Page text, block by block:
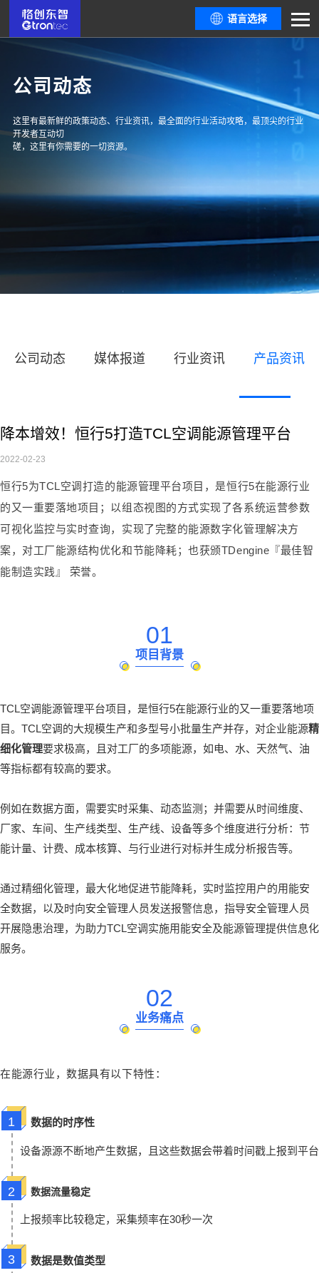
语言选择
公司动态
这里有最新鲜的政策动态、行业资讯，最全面的行业活动攻略，最顶尖的行业
开发者互动切
磋，这里有你需要的一切资源。
公司动态 媒体报道 行业资讯 产品资讯
降本增效！恒行5打造TCL空调能源管理平台
2022-02-23
恒行5为TCL空调打造的能源管理平台项目，是恒行5在能源行业
的又一重要落地项目；以组态视图的方式实现了各系统运营参数
可视化监控与实时查询，实现了完整的能源数字化管理解决方
案，对工厂能源结构优化和节能降耗；也获颁TDengine『最佳智
能制造实践』 荣誉。
01
项目背景
TCL空调能源管理平台项目，是恒行5在能源行业的又一重要落地项
目。TCL空调的大规模生产和多型号小批量生产并存，对企业能源精
细化管理要求极高，且对工厂的多项能源，如电、水、天然气、油
等指标都有较高的要求。
例如在数据方面，需要实时采集、动态监测 ；并需要从时间维度、
厂家、车间、生产线类型、生产线、设备等多个维度进行分析：节
能计量、计费、成本核算、与行业进行对标并生成分析报告等。
通过精细化管理，最大化地促进节能降耗，实时监控用户的用能安
全数据，以及时向安全管理人员发送报警信息，指导安全管理人员
开展隐患治理，为助力TCL空调实施用能安全及能源管理提供信息化
服务。
02
业务痛点
在能源行业，数据具有以下特性：
1 数据的时序性
设备源源不断地产生数据，且这些数据会带着时间戳上报到平台
2 数据流量稳定
上报频率比较稳定，采集频率在30秒一次
3 数据是数值类型